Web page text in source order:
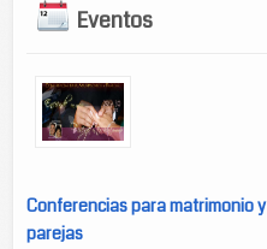
Eventos
Conferencias para matrimonio y
parejas